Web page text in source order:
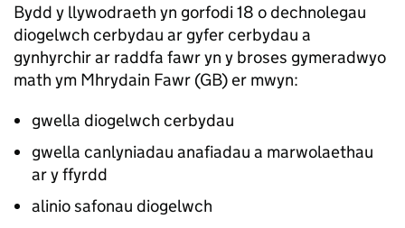
Bydd y llywodraeth yn gorfodi 18 o dechnolegau
diogelwch cerbydau ar gyfer cerbydau a
gynhyrchir ar raddfa fawr yn y broses gymeradwyo
math ym Mhrydain Fawr (GB) er mwyn:
gwella diogelwch cerbydau
gwella canlyniadau anafiadau a marwolaethau
ar y ffyrdd
alinio safonau diogelwch